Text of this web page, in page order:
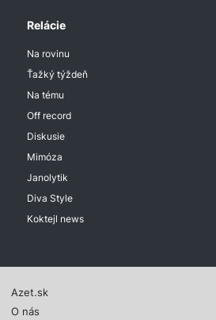
Relácie
Na rovinu
Ťažký týždeň
Na tému
Off record
Diskusie
Mimóza
Janolytik
Diva Style
Koktejl news
Azet.sk
O nás